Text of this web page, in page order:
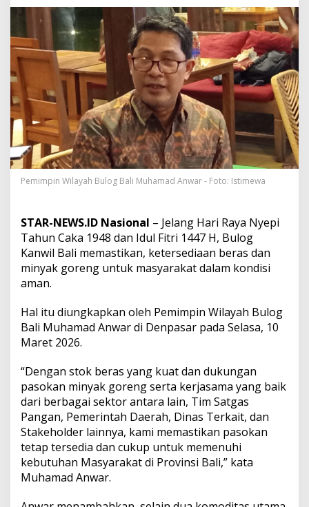
a
N
y
e
p
i
,
B
u
g
P
a
s
t
n
S
k
B
e
r
a
s
a
n
n
Pemimpin Wilayah Bulog Bali Muhamad Anwar - Foto: Istimewa
STAR-NEWS.ID Nasional – Jelang Hari Raya Nyepi
Tahun Caka 1948 dan Idul Fitri 1447 H, Bulog
Kanwil Bali memastikan, ketersediaan beras dan
minyak goreng untuk masyarakat dalam kondisi
aman.
Hal itu diungkapkan oleh Pemimpin Wilayah Bulog
Bali Muhamad Anwar di Denpasar pada Selasa, 10
Maret 2026.
“Dengan stok beras yang kuat dan dukungan
pasokan minyak goreng serta kerjasama yang baik
dari berbagai sektor antara lain, Tim Satgas
Pangan, Pemerintah Daerah, Dinas Terkait, dan
Stakeholder lainnya, kami memastikan pasokan
tetap tersedia dan cukup untuk memenuhi
kebutuhan Masyarakat di Provinsi Bali,” kata
Muhamad Anwar.